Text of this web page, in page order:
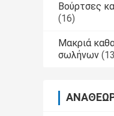
Βούρτσες
(16)
Μακριά
σωλήνων